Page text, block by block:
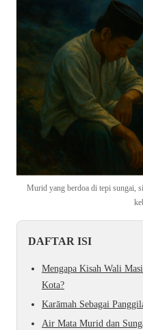
Murid yang berdoa di tepi sungai,
DAFTAR ISI
Mengapa Kisah Wali
Kota?
Karāmah Sebagai
Air Mata Murid dan